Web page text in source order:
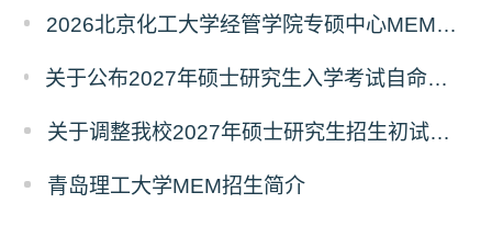
2026北京化工大学经管学院专硕中心MEM拟录取分析解读
关于公布2027年硕士研究生入学考试自命题考试科目考试大纲的通知
关于调整我校2027年硕士研究生招生初试科目的公告
青岛理工大学MEM招生简介